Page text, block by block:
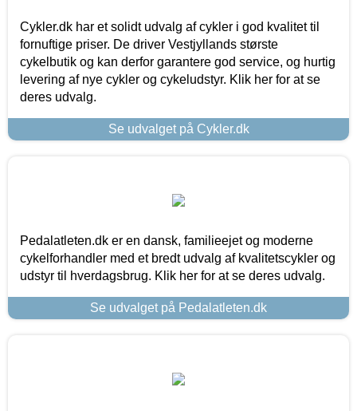
Cykler.dk har et solidt udvalg af cykler i god kvalitet til
fornuftige priser. De driver Vestjyllands største
cykelbutik og kan derfor garantere god service, og hurtig
levering af nye cykler og cykeludstyr. Klik her for at se
deres udvalg.
Se udvalget på Cykler.dk
Pedalatleten.dk er en dansk, familieejet og moderne
cykelforhandler med et bredt udvalg af kvalitetscykler og
udstyr til hverdagsbrug. Klik her for at se deres udvalg.
Se udvalget på Pedalatleten.dk